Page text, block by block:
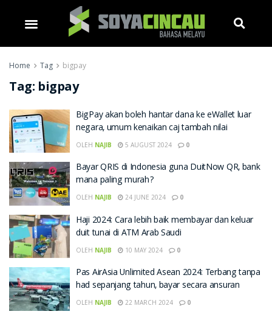
Home Tag bigpay
Tag: bigpay
BigPay akan boleh hantar dana ke eWallet luar
negara, umum kenaikan caj tambah nilai
OLEH NAJIB 5 AUGUST 2024 0
Bayar QRIS di Indonesia guna DuitNow QR, bank
mana paling murah?
OLEH NAJIB 24 JUNE 2024 0
Haji 2024: Cara lebih baik membayar dan keluar
duit tunai di ATM Arab Saudi
OLEH NAJIB 10 MAY 2024 0
Pas AirAsia Unlimited Asean 2024: Terbang tanpa
had sepanjang tahun, bayar secara ansuran
OLEH NAJIB 22 MARCH 2024 0